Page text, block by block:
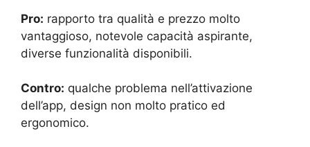
Pro: rapporto tra qualità e prezzo molto
vantaggioso, notevole capacità aspirante,
diverse funzionalità disponibili.
Contro: qualche problema nell’attivazione
dell’app, design non molto pratico ed
ergonomico.